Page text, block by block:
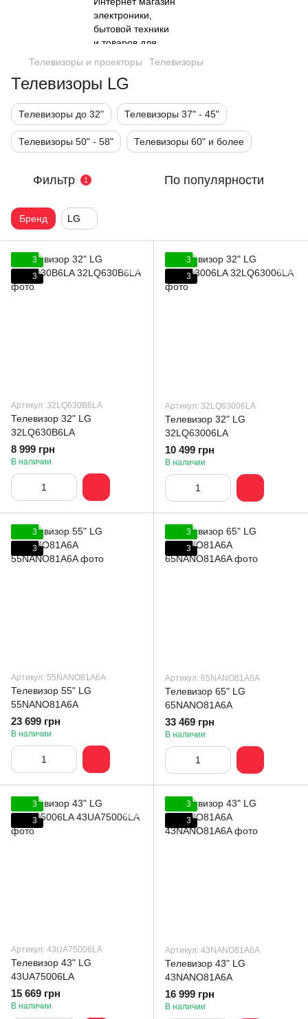
Телевизоры и проекторы Телевизоры
Телевизоры LG
Телевизоры до 32" Телевизоры 37" - 45"
Телевизоры 50" - 58" Телевизоры 60" и более
Фильтр 1 По популярности
Бренд LG
3
3
Артикул: 32LQ630B6LA
Телевизор 32" LG
32LQ630B6LA
8 999 грн
В наличии
3
3
Артикул: 32LQ63006LA
Телевизор 32" LG
32LQ63006LA
10 499 грн
В наличии
3
3
Артикул: 55NANO81A6A
Телевизор 55" LG
55NANO81A6A
23 699 грн
В наличии
3
3
Артикул: 65NANO81A6A
Телевизор 65" LG
65NANO81A6A
33 469 грн
В наличии
3
3
Артикул: 43UA75006LA
Телевизор 43" LG
43UA75006LA
15 669 грн
В наличии
3
3
Артикул: 43NANO81A6A
Телевизор 43" LG
43NANO81A6A
16 999 грн
В наличии